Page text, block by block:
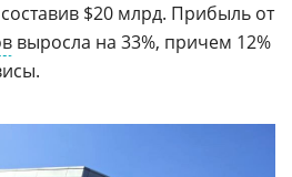
$20 млрд. Прибыль от
выросла на 33%, причем 12%